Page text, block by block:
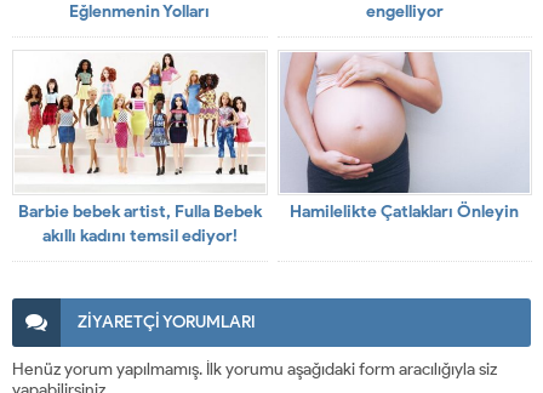
Eğlenmenin Yolları
engelliyor
Barbie bebek artist, Fulla Bebek
akıllı kadını temsil ediyor!
Hamilelikte Çatlakları Önleyin
ZİYARETÇİ YORUMLARI
Henüz yorum yapılmamış. İlk yorumu aşağıdaki form aracılığıyla siz